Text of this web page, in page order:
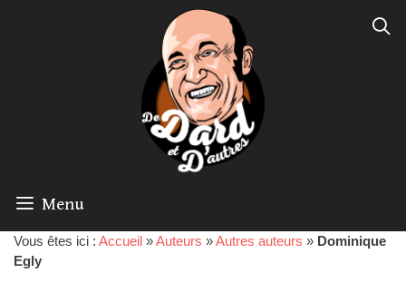
Menu
Vous êtes ici : Accueil »Auteurs »Autres auteurs » Dominique
Egly